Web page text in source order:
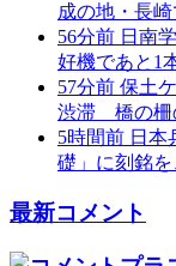
成の地・長崎
56分前 日南
好機であと1
57分前 保土
渋滞 橋の柵
5時間前 日
礎」に刻銘
最新コメント